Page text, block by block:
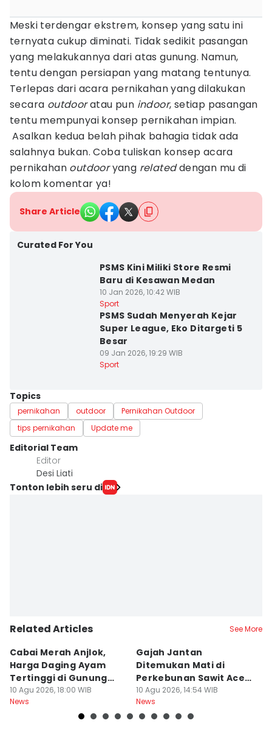
Meski terdengar ekstrem, konsep yang satu ini
ternyata cukup diminati. Tidak sedikit pasangan
yang melakukannya dari atas gunung. Namun,
tentu dengan persiapan yang matang tentunya.
Terlepas dari acara pernikahan yang dilakukan
secara outdooratau pun indoor, setiap pasangan
tentu mempunyai konsep pernikahan impian.
Asalkan kedua belah pihak bahagia tidak ada
salahnya bukan. Coba tuliskan konsep acara
pernikahan outdooryang relateddengan mu di
kolom komentar ya!
Share Article
Curated For You
PSMS Kini Miliki Store Resmi
Baru di Kesawan Medan
10 Jan 2026, 10:42 WIB
Sport
PSMS Sudah Menyerah Kejar
Super League, Eko Ditargeti 5
Besar
09 Jan 2026, 19:29 WIB
Sport
Topics
pernikahan outdoor
Pernikahan Outdoor
tips pernikahan
Update me
Editorial Team
Editor
Desi Liati
Tonton lebih seru di
Related Articles See More
Cabai Merah Anjlok,
Harga Daging Ayam
Tertinggi di Gunung
Sitoli
10 Agu 2026, 18:00 WIB
News
Gajah Jantan
Ditemukan Mati di
Perkebunan Sawit Aceh
Tamiang
10 Agu 2026, 14:54 WIB
News